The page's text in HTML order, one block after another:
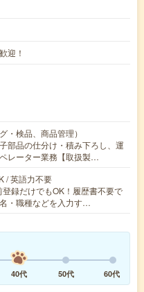
迎！
・検品、商品管理）
部品の仕分け・積み下ろし、運
レーター業務【取扱製…
/ 英語力不要
録だけでもOK！履歴書不要で
・職種などを入力す…
40代 50代 60代